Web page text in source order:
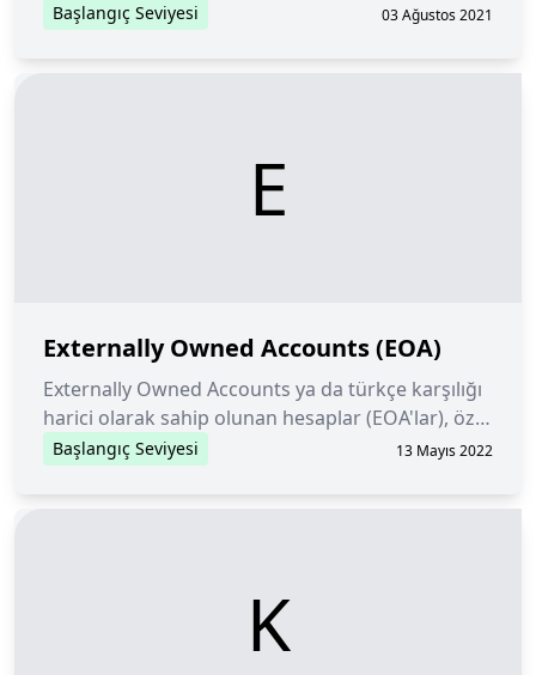
Başlangıç Seviyesi 03 Ağustos 2021
E
Externally Owned Accounts (EOA)
Externally Owned Accounts ya da türkçe karşılığı
harici olarak sahip olunan hesaplar (EOA'lar), özel
bir anahtar tarafından kontrol edilen ve bunlarla
Başlangıç Seviyesi 13 Mayıs 2022
K